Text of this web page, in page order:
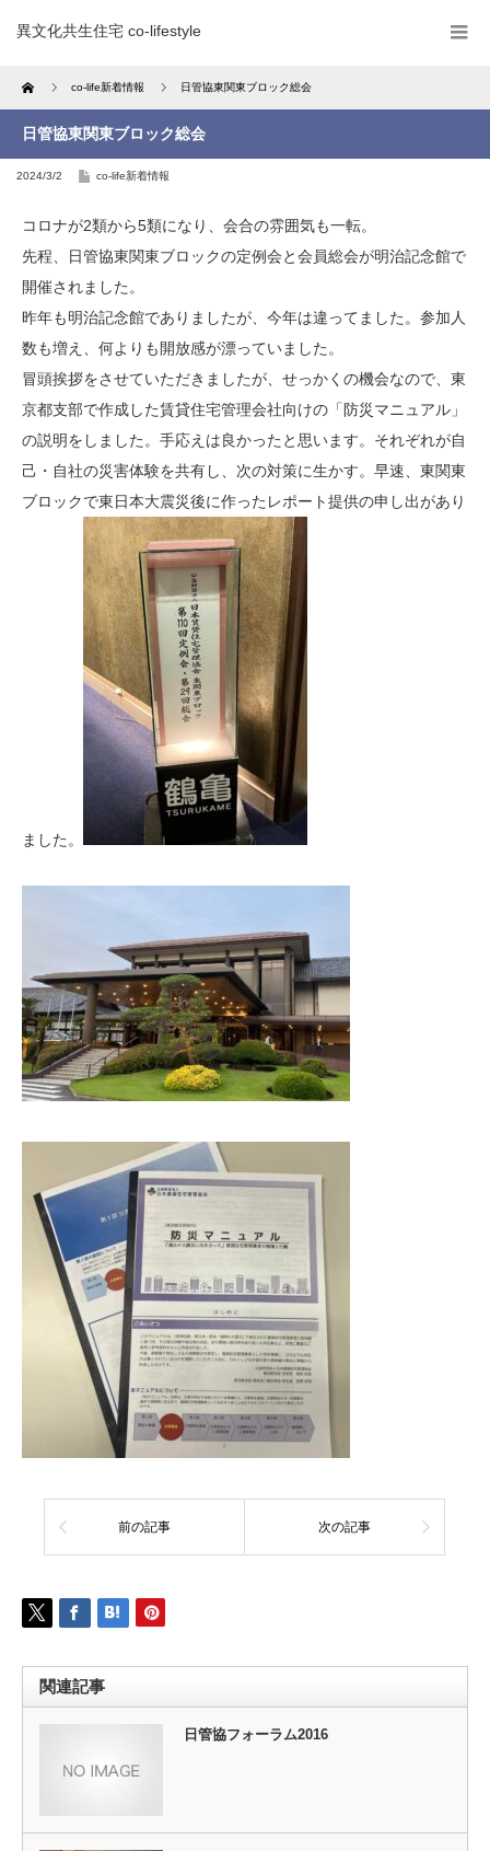
異文化共生住宅 co-lifestyle
Home co-life新着情報 日管協東関東ブロック総会
日管協東関東ブロック総会
2024/3/2 co-life新着情報
コロナが2類から5類になり、会合の雰囲気も一転。
先程、日管協東関東ブロックの定例会と会員総会が明治記念館で
開催されました。
昨年も明治記念館でありましたが、今年は違ってました。参加人
数も増え、何よりも開放感が漂っていました。
冒頭挨拶をさせていただきましたが、せっかくの機会なので、東
京都支部で作成した賃貸住宅管理会社向けの「防災マニュアル」
の説明をしました。手応えは良かったと思います。それぞれが自
己・自社の災害体験を共有し、次の対策に生かす。早速、東関東
ブロックで東日本大震災後に作ったレポート提供の申し出があり
ました。
前の記事 次の記事
関連記事
日管協フォーラム2016